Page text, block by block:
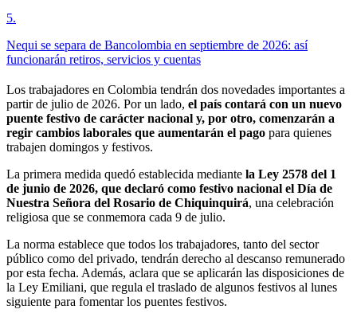
5.
Nequi se separa de Bancolombia en septiembre de 2026: así
funcionarán retiros, servicios y cuentas
Los trabajadores en Colombia tendrán dos novedades importantes a
partir de julio de 2026. Por un lado, el país contará con un nuevo
puente festivo de carácter nacional y, por otro, comenzarán a
regir cambios laborales que aumentarán el pago para quienes
trabajen domingos y festivos.
La primera medida quedó establecida mediante la Ley 2578 del 1
de junio de 2026, que declaró como festivo nacional el Día de
Nuestra Señora del Rosario de Chiquinquirá, una celebración
religiosa que se conmemora cada 9 de julio.
La norma establece que todos los trabajadores, tanto del sector
público como del privado, tendrán derecho al descanso remunerado
por esta fecha. Además, aclara que se aplicarán las disposiciones de
la Ley Emiliani, que regula el traslado de algunos festivos al lunes
siguiente para fomentar los puentes festivos.